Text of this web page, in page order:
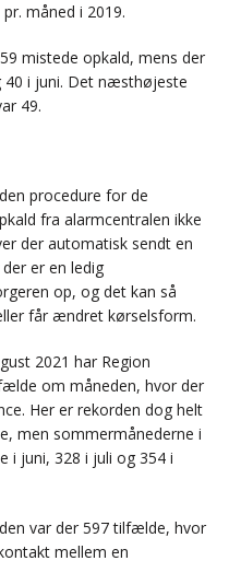
måned i 2019.
mistede opkald, mens der
40 i juni. Det næsthøjeste
49.
procedure for de
fra alarmcentralen ikke
der automatisk sendt en
er en ledig
op, og det kan så
får ændret kørselsform.
2021 har Region
om måneden, hvor der
Her er rekorden dog helt
men sommermånederne i
i juni, 328 i juli og 354 i
var der 597 tilfælde, hvor
mellem en